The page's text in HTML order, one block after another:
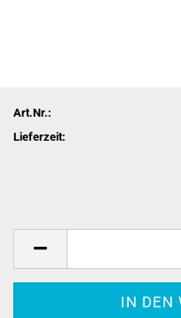
Art.Nr.:
Lieferzeit: